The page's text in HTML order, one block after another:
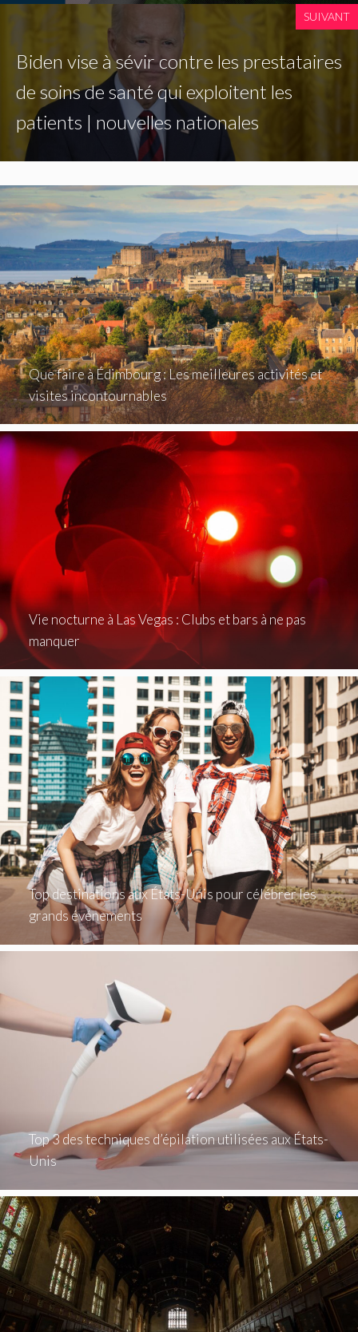
SUIVANT
Biden vise à sévir contre les prestataires
de soins de santé qui exploitent les
patients | nouvelles nationales
Que faire à Édimbourg : Les meilleures activités et
visites incontournables
Vie nocturne à Las Vegas : Clubs et bars à ne pas
manquer
Top destinations aux États-Unis pour célébrer les
grands événements
Top 3 des techniques d’épilation utilisées aux États-
Unis